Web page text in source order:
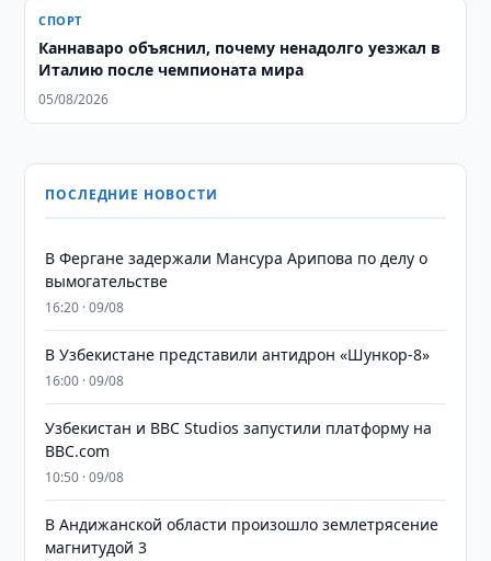
СПОРТ
Каннаваро объяснил, почему ненадолго уезжал в
Италию после чемпионата мира
05/08/2026
ПОСЛЕДНИЕ НОВОСТИ
В Фергане задержали Мансура Арипова по делу о
вымогательстве
16:20 · 09/08
В Узбекистане представили антидрон «Шункор-8»
16:00 · 09/08
Узбекистан и BBC Studios запустили платформу на
BBC.com
10:50 · 09/08
В Андижанской области произошло землетрясение
магнитудой 3